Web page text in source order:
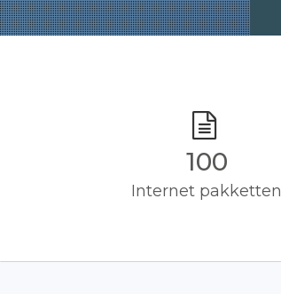
100
Internet pakketten